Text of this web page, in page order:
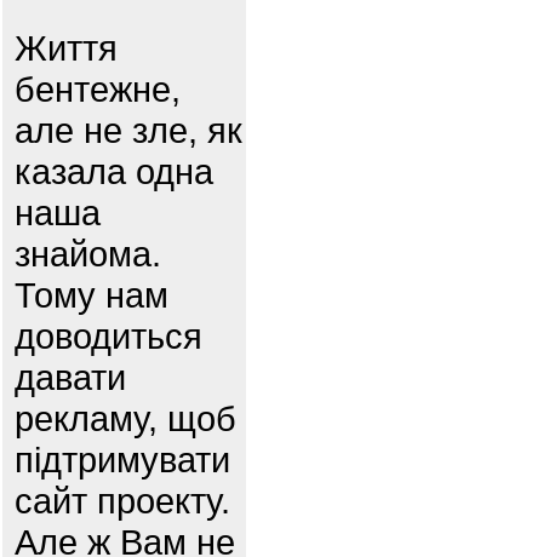
Життя
бентежне,
але не зле, як
казала одна
наша
знайома.
Тому нам
доводиться
давати
рекламу, щоб
підтримувати
сайт проекту.
Але ж Вам не